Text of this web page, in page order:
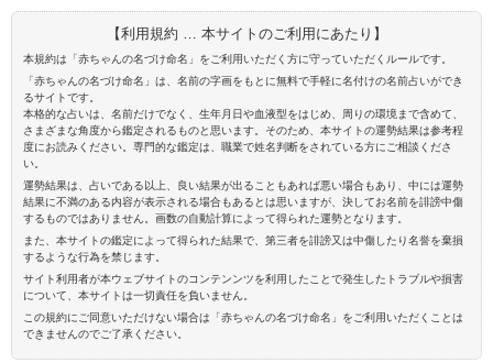
【利用規約 … 本サイトのご利用にあたり】
本規約は「赤ちゃんの名づけ命名」をご利用いただく方に守っていただくルールです。
「赤ちゃんの名づけ命名」は、名前の字画をもとに無料で手軽に名付けの名前占いができ
るサイトです。
本格的な占いは、名前だけでなく、生年月日や血液型をはじめ、周りの環境まで含めて、
さまざまな角度から鑑定されるものと思います。そのため、本サイトの運勢結果は参考程
度にお読みください。専門的な鑑定は、職業で姓名判断をされている方にご相談くださ
い。
運勢結果は、占いである以上、良い結果が出ることもあれば悪い場合もあり、中には運勢
結果に不満のある内容が表示される場合もあるとは思いますが、決してお名前を誹謗中傷
するものではありません。画数の自動計算によって得られた運勢となります。
また、本サイトの鑑定によって得られた結果で、第三者を誹謗又は中傷したり名誉を棄損
するような行為を禁じます。
サイト利用者が本ウェブサイトのコンテンンツを利用したことで発生したトラブルや損害
について、本サイトは一切責任を負いません。
この規約にご同意いただけない場合は「赤ちゃんの名づけ命名」をご利用いただくことは
できませんのでご了承ください。